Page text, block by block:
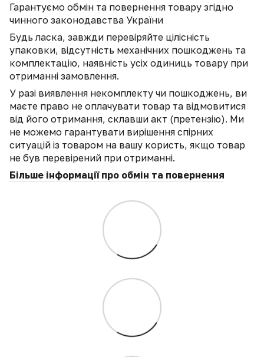
Гарантуємо обмін та повернення товару згідно
чинного законодавства України
Будь ласка, завжди перевіряйте цілісність
упаковки, відсутність механічних пошкоджень та
комплектацію, наявність усіх одиниць товару при
отриманні замовлення.
У разі виявлення некомплекту чи пошкоджень, ви
маєте право не оплачувати товар та відмовитися
від його отримання, склавши акт (претензію). Ми
не можемо гарантувати вирішення спірних
ситуацій із товаром на вашу користь, якщо товар
не був перевірений при отриманні.
Більше інформації про обмін та повернення